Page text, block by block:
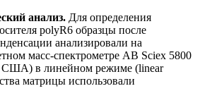
анализ. Для определения
polyR6 образцы после
анализировали на
масс-спектрометре AB Sciex 5800
США) в линейном режиме (linear
матрицы использовали